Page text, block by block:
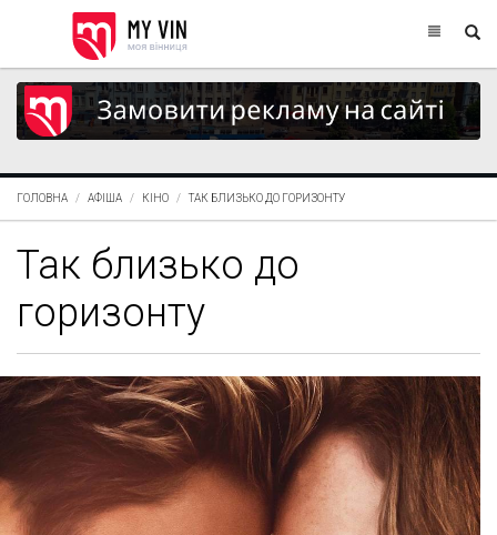
ГОЛОВНА АФІША КІНО ТАК БЛИЗЬКО ДО ГОРИЗОНТУ
Так близько до
горизонту